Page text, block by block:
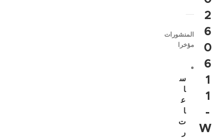
2
6
0
6
1
1
-
W
المنشورات
مؤخرا
س
ا
ع
ا
ت
ر